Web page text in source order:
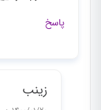
پاسخ
زینب